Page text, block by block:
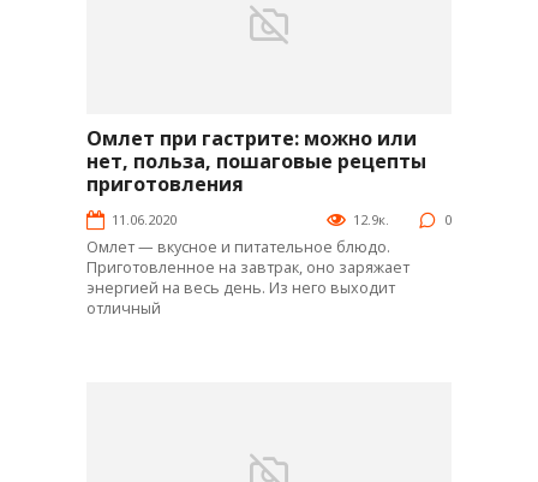
Интересное
Омлет при гастрите: можно или
нет, польза, пошаговые рецепты
приготовления
11.06.2020 12.9к. 0
Омлет — вкусное и питательное блюдо.
Приготовленное на завтрак, оно заряжает
энергией на весь день. Из него выходит
отличный